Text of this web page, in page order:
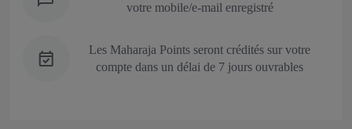
votre mobile/e-mail enregistré
Les Maharaja Points seront crédités sur votre
compte dans un délai de 7 jours ouvrables